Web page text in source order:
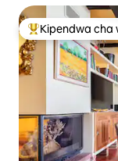
Kipendwa
Kipendwa cha